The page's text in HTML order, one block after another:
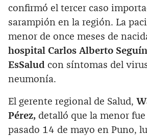
confirmó el tercer caso
sarampión en la región. La
menor de once meses de
hospital Carlos Alberto
EsSalud con síntomas del
neumonía.
El gerente regional de Salud,
Pérez, detalló que la menor
pasado 14 de mayo en Puno,